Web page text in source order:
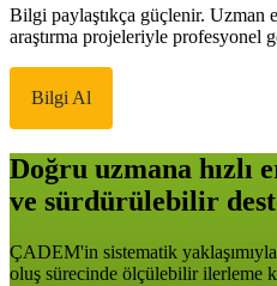
Bilgi paylaştıkça güçlenir. Uzman
araştırma projeleriyle profesyonel
Bilgi Al
Doğru uzmana hızlı
ve sürdürülebilir
ÇADEM'in sistematik
oluş sürecinde ölçülebilir ilerleme